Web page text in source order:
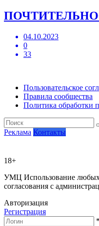
04.10.2023
0
33
Пользовательское
Правила сообщества
Политика обработки
Реклама Контакты
18+
УМЦ Использование
согласования с
Авторизация
Регистрация
*